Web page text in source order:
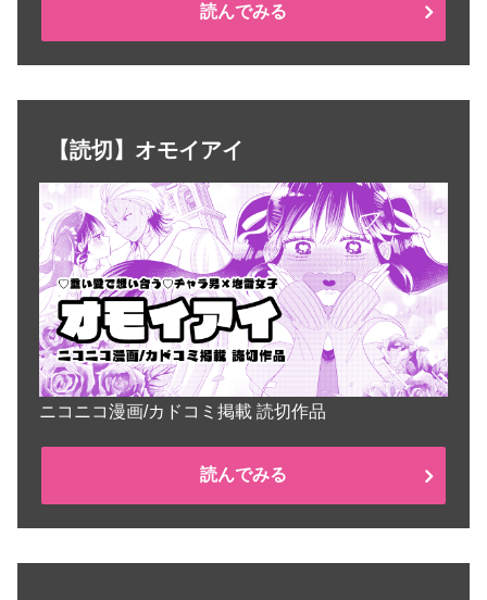
読んでみる
【読切】オモイアイ
ニコニコ漫画/カドコミ掲載 読切作品
読んでみる